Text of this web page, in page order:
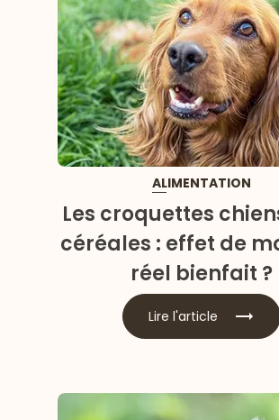
ALIMENTATION
Les croquettes
céréales : effet de
réel bienfait ?
Lire l'article